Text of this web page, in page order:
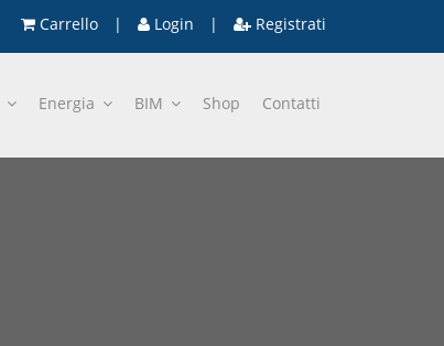
Carrello | Login | Registrati
Energia BIM Shop Contatti